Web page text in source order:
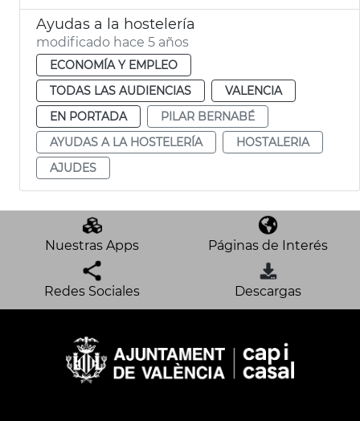
Ayudas a la hostelería
modificado hace 5 años
ECONOMÍA Y EMPLEO
TODAS LAS AUDIENCIAS
VALENCIA
EN PORTADA
PILAR BERNABÉ
AYUDAS A LA HOSTELERÍA
HOSTALERIA
AJUDES
Nuestras Apps Páginas de Interés
Redes Sociales Descargas